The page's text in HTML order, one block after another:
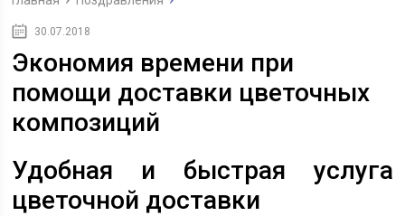
30.07.2018
Экономия времени при
помощи доставки цветочных
композиций
Удобная и быстрая услуга
цветочной доставки